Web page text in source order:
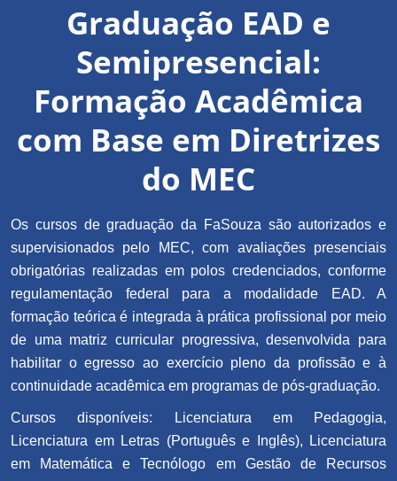
Graduação EAD e
Semipresencial:
Formação Acadêmica
com Base em Diretrizes
do MEC
Os cursos de graduação da FaSouza são autorizados e
supervisionados pelo MEC, com avaliações presenciais
obrigatórias realizadas em polos credenciados, conforme
regulamentação federal para a modalidade EAD. A
formação teórica é integrada à prática profissional por meio
de uma matriz curricular progressiva, desenvolvida para
habilitar o egresso ao exercício pleno da profissão e à
continuidade acadêmica em programas de pós-graduação.
Cursos disponíveis: Licenciatura em Pedagogia,
Licenciatura em Letras (Português e Inglês), Licenciatura
em Matemática e Tecnólogo em Gestão de Recursos